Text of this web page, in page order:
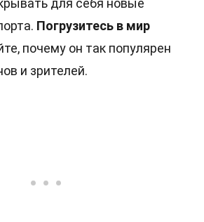
для себя новые
Погрузитесь в мир
почему он так популярен
и зрителей.